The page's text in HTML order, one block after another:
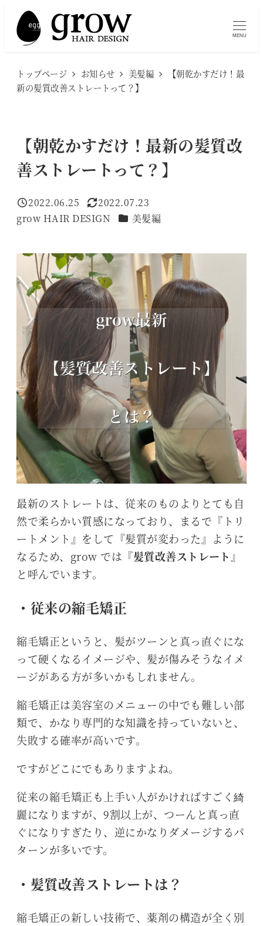
MENU
トップページ お知らせ 美髪編
【朝乾かすだけ！最
新の髪質改善ストレートって？】
【朝乾かすだけ！最新の髪質改
善ストレートって？】
投稿日
2022.06.25
更新日
2022.07.23
著
grow HAIR DESIGN カテゴリー
美髪編
最新のストレートは、従来のものよりとても自
然で柔らかい質感になっており、まるで『トリ
ートメント』をして『髪質が変わった』ように
なるため、grow では『髪質改善ストレート 』
と呼んでいます。
・従来の縮毛矯正
縮毛矯正というと、髪がツーンと真っ直ぐにな
って硬くなるイメージや、髪が傷みそうなイメ
ージがある方が多いかもしれません。
縮毛矯正は美容室のメニューの中でも難しい部
類で、かなり専門的な知識を持っていないと、
失敗する確率が高いです。
ですがどこにでもありますよね。
従来の縮毛矯正も上手い人がかければすごく綺
麗になりますが、9割以上が、つーんと真っ直
ぐになりすぎたり、逆にかなりダメージするパ
ターンが多いです。
・髪質改善ストレートは？
縮毛矯正の新しい技術で、薬剤の構造が全く別